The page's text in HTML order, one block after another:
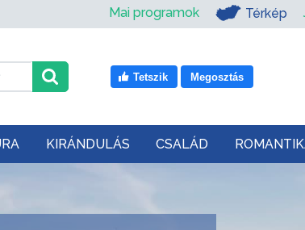
Mai programok Térkép
Tetszik Megosztás
KIRÁNDULÁS CSALÁD